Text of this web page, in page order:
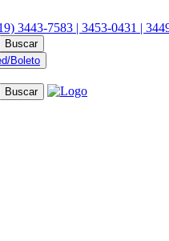
3443-7583 | 3453-0431 |
Buscar
Boleto